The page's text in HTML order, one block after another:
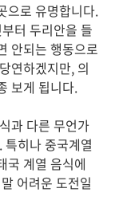
으로 유명합니다.
터 두리안을 들
안되는 행동으로
연하겠지만, 의
보게 됩니다.
과 다른 무언가
히나 중국계열
국 계열 음식에
어려운 도전일